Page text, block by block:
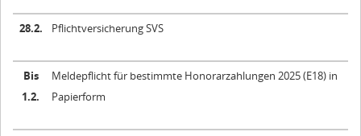
28.2. Pflichtversicherung SVS
Bis
1.2.
Meldepflicht für bestimmte Honorarzahlungen 2025 (E18) in
Papierform